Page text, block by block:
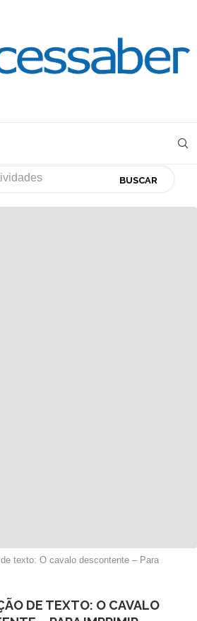
BUSCAR
texto: O cavalo descontente – Para
DE TEXTO: O CAVALO